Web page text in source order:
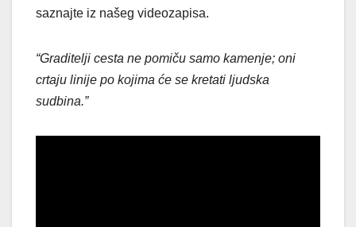
saznajte iz našeg videozapisa.
“Graditelji cesta ne pomiču samo kamenje; oni
crtaju linije po kojima će se kretati ljudska
sudbina.”